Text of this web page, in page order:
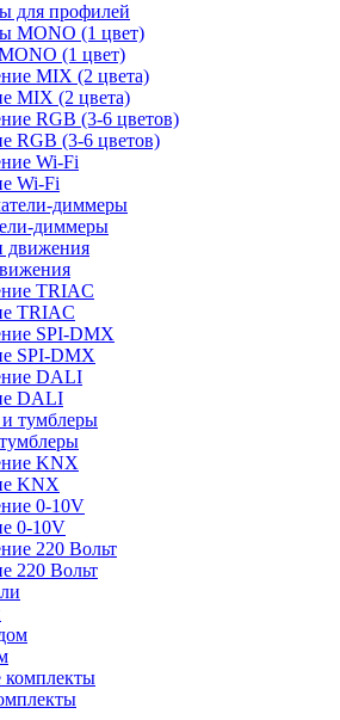
для профилей
(1 цвет)
MIX (2 цвета)
RGB (3-6 цветов)
Wi-Fi
диммеры
TRIAC
SPI-DMX
DALI
KNX
0-10V
220 Вольт